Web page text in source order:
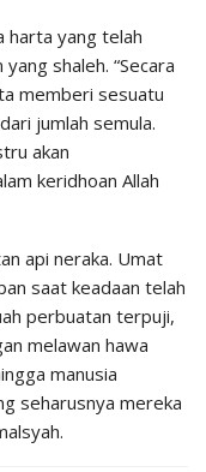
harta yang telah
shaleh. “Secara
memberi sesuatu
jumlah semula.
akan
keridhoan Allah
api neraka. Umat
saat keadaan telah
perbuatan terpuji,
melawan hawa
manusia
seharusnya mereka